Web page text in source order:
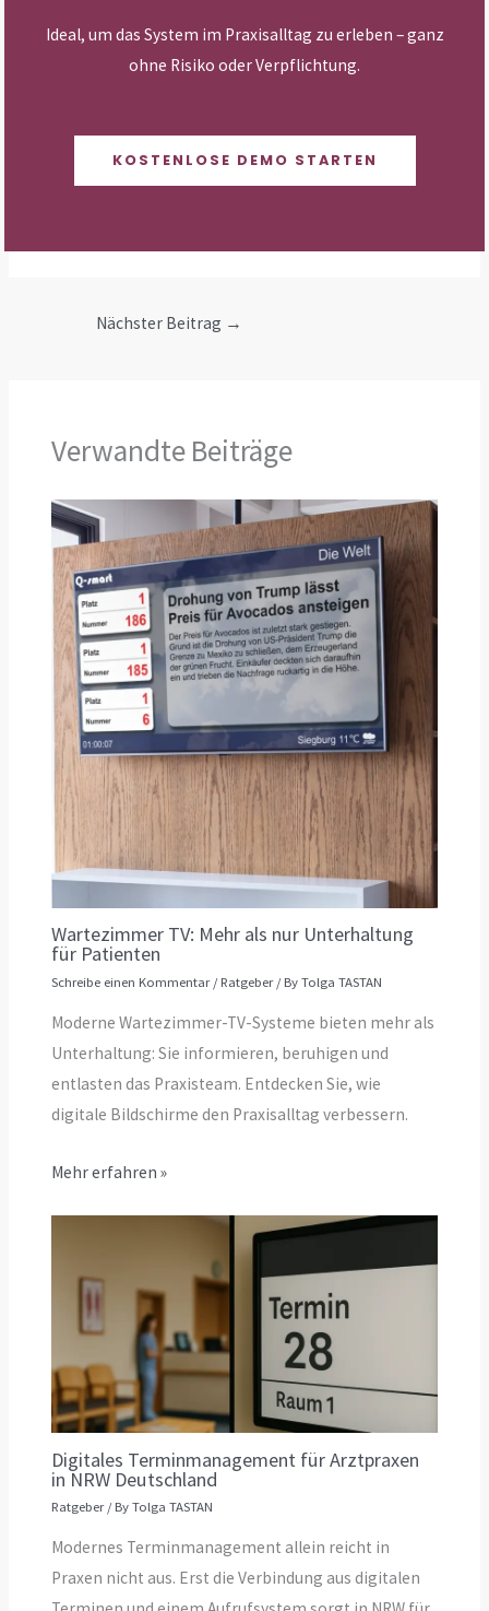
Ideal, um das System im Praxisalltag zu erleben – ganz
ohne Risiko oder Verpflichtung.
KOSTENLOSE DEMO STARTEN
Nächster Beitrag →
Verwandte Beiträge
Wartezimmer TV: Mehr als nur Unterhaltung
für Patienten
Schreibe einen Kommentar /Ratgeber/ ByTolga TASTAN
Moderne Wartezimmer-TV-Systeme bieten mehr als
Unterhaltung: Sie informieren, beruhigen und
entlasten das Praxisteam. Entdecken Sie, wie
digitale Bildschirme den Praxisalltag verbessern.
Mehr erfahren »
Digitales Terminmanagement für Arztpraxen
in NRW Deutschland
Ratgeber/ ByTolga TASTAN
Modernes Terminmanagement allein reicht in
Praxen nicht aus. Erst die Verbindung aus digitalen